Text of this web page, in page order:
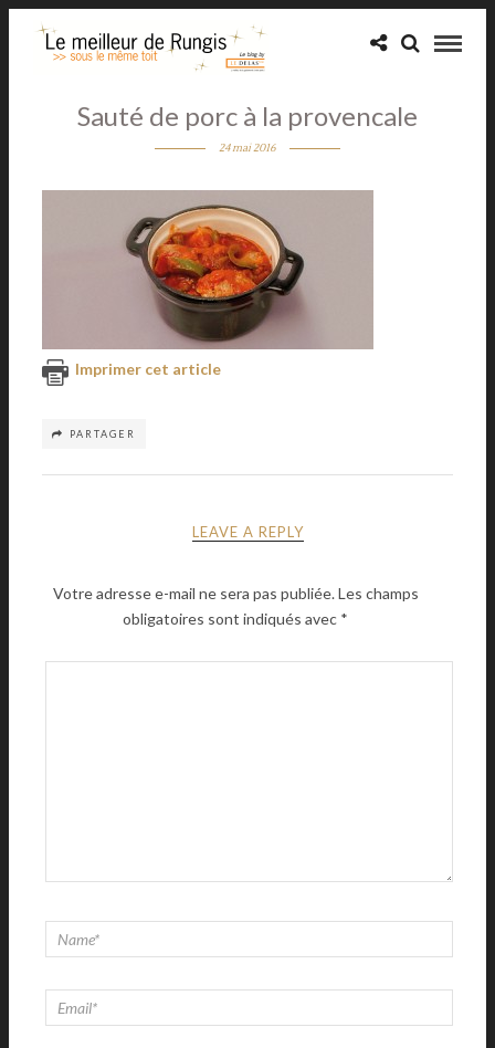
Sauté de porc à la provencale
24 mai 2016
Imprimer cet article
PARTAGER
LEAVE A REPLY
Votre adresse e-mail ne sera pas publiée.Les champs
obligatoires sont indiqués avec *